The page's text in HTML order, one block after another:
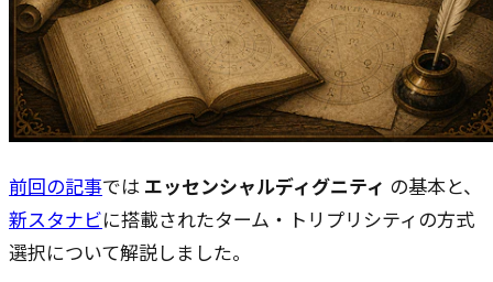
前回の記事では エッセンシャルディグニティ の基本と、
新スタナビに搭載されたターム・トリプリシティの方式
選択について解説しました。